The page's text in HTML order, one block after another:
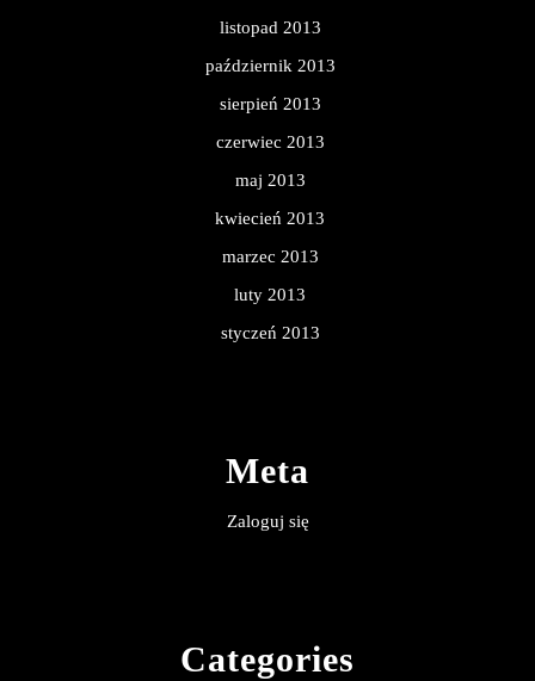
listopad 2013
październik 2013
sierpień 2013
czerwiec 2013
maj 2013
kwiecień 2013
marzec 2013
luty 2013
styczeń 2013
Meta
Zaloguj się
Categories